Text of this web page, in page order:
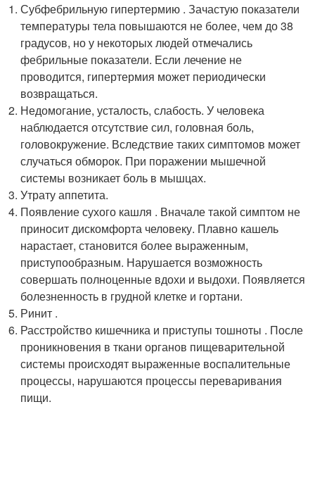
Субфебрильную гипертермию . Зачастую показатели
температуры тела повышаются не более, чем до 38
градусов, но у некоторых людей отмечались
фебрильные показатели. Если лечение не
проводится, гипертермия может периодически
возвращаться.
Недомогание, усталость, слабость. У человека
наблюдается отсутствие сил, головная боль,
головокружение. Вследствие таких симптомов может
случаться обморок. При поражении мышечной
системы возникает боль в мышцах.
Утрату аппетита.
Появление сухого кашля . Вначале такой симптом не
приносит дискомфорта человеку. Плавно кашель
нарастает, становится более выраженным,
приступообразным. Нарушается возможность
совершать полноценные вдохи и выдохи. Появляется
болезненность в грудной клетке и гортани.
Ринит .
Расстройство кишечника и приступы тошноты . После
проникновения в ткани органов пищеварительной
системы происходят выраженные воспалительные
процессы, нарушаются процессы переваривания
пищи.